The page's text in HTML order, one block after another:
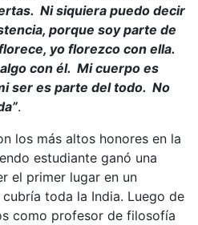
Ni siquiera puedo decir
porque soy parte de
yo florezco con ella.
con él. Mi cuerpo es
ser es parte del todo. No
.
los más altos honores en la
estudiante ganó una
el primer lugar en un
toda la India. Luego de
como profesor de filosofía